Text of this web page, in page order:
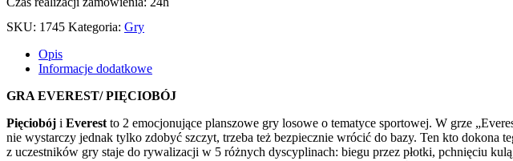
SKU: 1745 Kategoria: Gry
Opis
Informacje dodatkowe
GRA EVEREST/ PIĘCIOBÓJ
Pięciobój i Everest to 2 emocjonujące planszowe gry losowe o tematyce sportowej. W grze
nie wystarczy jednak tylko zdobyć szczyt, trzeba też bezpiecznie wrócić do bazy. Ten kto dokona
z uczestników gry staje do rywalizacji w 5 różnych dyscyplinach: biegu przez płotki, pchnięciu